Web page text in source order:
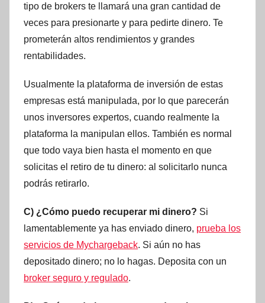
tipo de brokers te llamará una gran cantidad de
veces para presionarte y para pedirte dinero. Te
prometerán altos rendimientos y grandes
rentabilidades.
Usualmente la plataforma de inversión de estas
empresas está manipulada, por lo que parecerán
unos inversores expertos, cuando realmente la
plataforma la manipulan ellos. También es normal
que todo vaya bien hasta el momento en que
solicitas el retiro de tu dinero: al solicitarlo nunca
podrás retirarlo.
C) ¿Cómo puedo recuperar mi dinero? Si
lamentablemente ya has enviado dinero, prueba los
servicios de Mychargeback. Si aún no has
depositado dinero; no lo hagas. Deposita con un
broker seguro y regulado.